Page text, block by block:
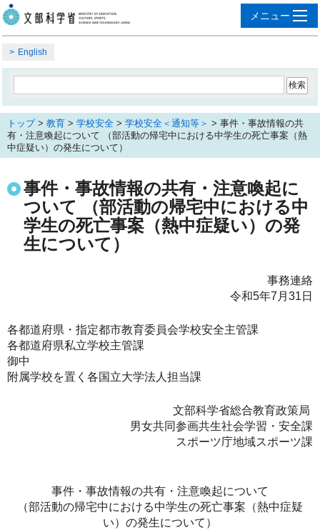
English
トップ> 教育 > 学校安全 > 学校安全＜通知等＞ > 事件・事故情報の共
有・注意喚起について （部活動の帰宅中における中学生の死亡事案（熱
中症疑い）の発生について）
事件・事故情報の共有・注意喚起に
ついて （部活動の帰宅中における中
学生の死亡事案（熱中症疑い）の発
生について）
事務連絡
令和5年7月31日
各都道府県・指定都市教育委員会学校安全主管課
各都道府県私立学校主管課
御中
附属学校を置く各国立大学法人担当課
文部科学省総合教育政策局
男女共同参画共生社会学習・安全課
スポーツ庁地域スポーツ課
事件・事故情報の共有・注意喚起について
（部活動の帰宅中における中学生の死亡事案（熱中症疑
い）の発生について）